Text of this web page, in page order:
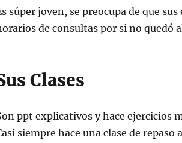
súper joven, se preocupa de que
de consultas por si no quedó
Clases
ppt explicativos y hace ejercicios
siempre hace una clase de